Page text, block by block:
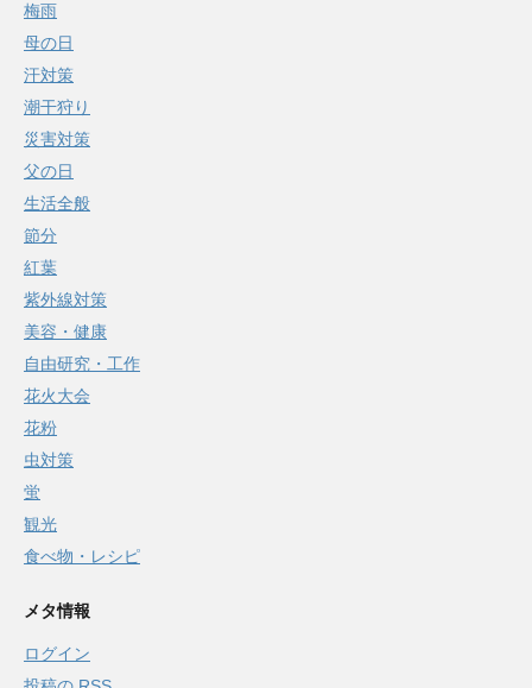
梅雨
母の日
汗対策
潮干狩り
災害対策
父の日
生活全般
節分
紅葉
紫外線対策
美容・健康
自由研究・工作
花火大会
花粉
虫対策
蛍
観光
食べ物・レシピ
メタ情報
ログイン